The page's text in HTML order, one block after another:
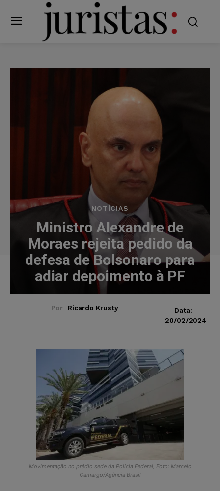
NOTÍCIAS
Ministro Alexandre de
Moraes rejeita pedido da
defesa de Bolsonaro para
adiar depoimento à PF
Por Ricardo Krusty
Data:
20/02/2024
Movimentação no prédio sede da Polícia Federal, Foto: Marcelo
Camargo/Agência Brasil